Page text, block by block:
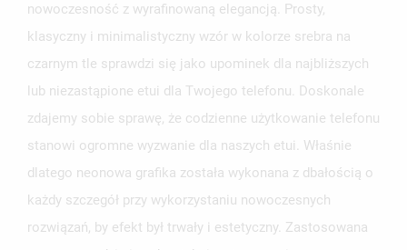
nowoczesność z wyrafinowaną elegancją. Prosty,
klasyczny i minimalistyczny wzór w kolorze srebra na
czarnym tle sprawdzi się jako upominek dla najbliższych
lub niezastąpione etui dla Twojego telefonu. Doskonale
zdajemy sobie sprawę, że codzienne użytkowanie telefonu
stanowi ogromne wyzwanie dla naszych etui. Właśnie
dlatego neonowa grafika została wykonana z dbałością o
każdy szczegół przy wykorzystaniu nowoczesnych
rozwiązań, by efekt był trwały i estetyczny. Zastosowana